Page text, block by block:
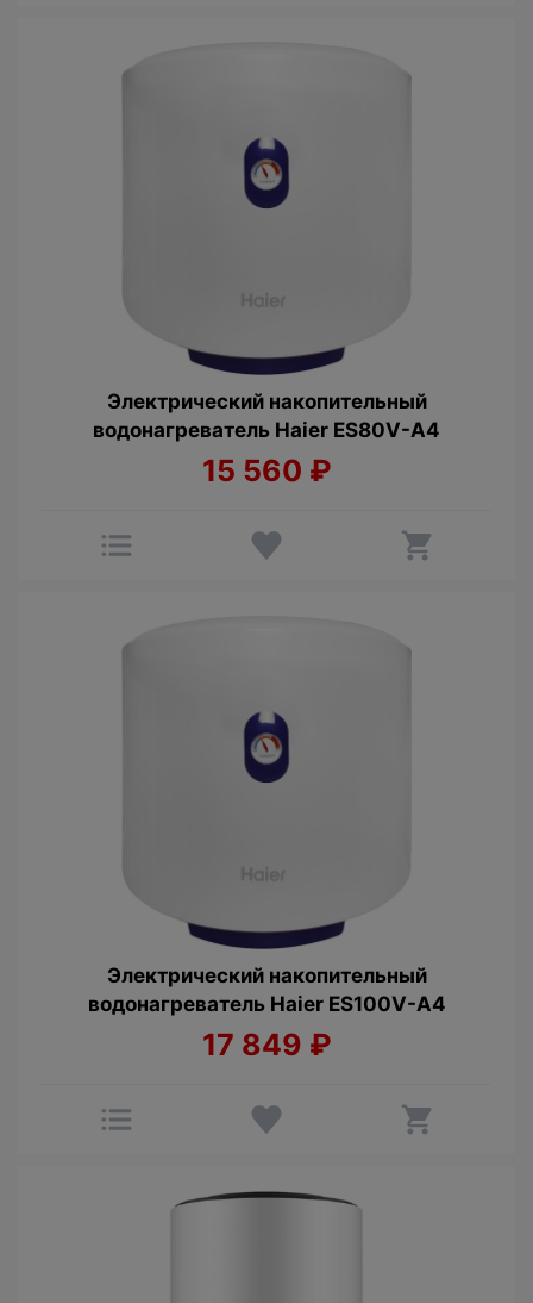
Электрический накопительный
водонагреватель Haier ES80V-A4
15 560 ₽
Электрический накопительный
водонагреватель Haier ES100V-A4
17 849 ₽